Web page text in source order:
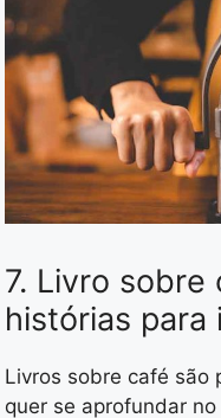
7. Livro sobre
histórias para
Livros sobre café são
quer se aprofundar